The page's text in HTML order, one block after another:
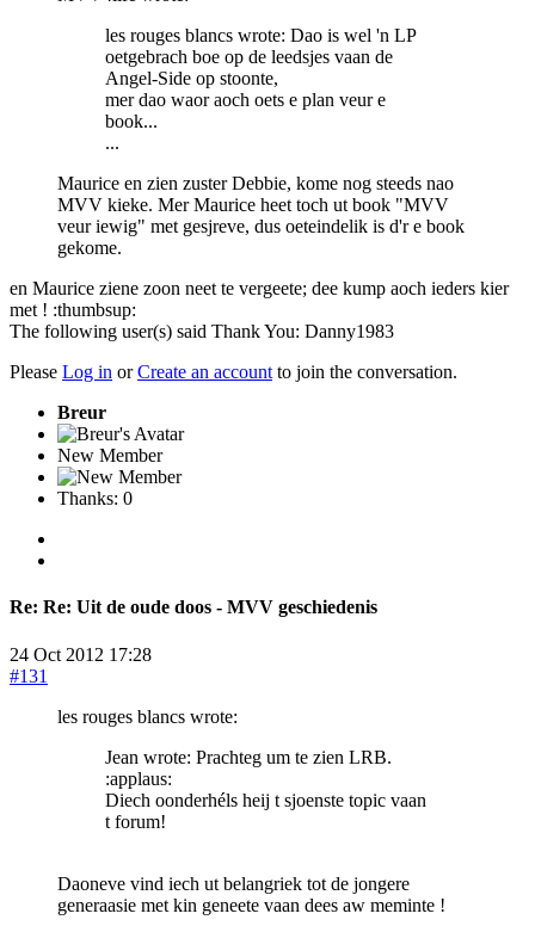
les rouges blancs wrote: Dao is wel 'n LP
oetgebrach boe op de leedsjes vaan de
Angel-Side op stoonte,
mer dao waor aoch oets e plan veur e
book...
...
Maurice en zien zuster Debbie, kome nog steeds nao
MVV kieke. Mer Maurice heet toch ut book "MVV
veur iewig" met gesjreve, dus oeteindelik is d'r e book
gekome.
en Maurice ziene zoon neet te vergeete; dee kump aoch ieders kier
met ! :thumbsup:
The following user(s) said Thank You: Danny1983
Please Log in orCreate an account to join the conversation.
Breur
New Member
Thanks: 0
Re: Re: Uit de oude doos - MVV geschiedenis
24 Oct 2012 17:28
#131
les rouges blancs wrote:
Jean wrote: Prachteg um te zien LRB.
:applaus:
Diech oonderhéls heij t sjoenste topic vaan
t forum!
Daoneve vind iech ut belangriek tot de jongere
generaasie met kin geneete vaan dees aw meminte !